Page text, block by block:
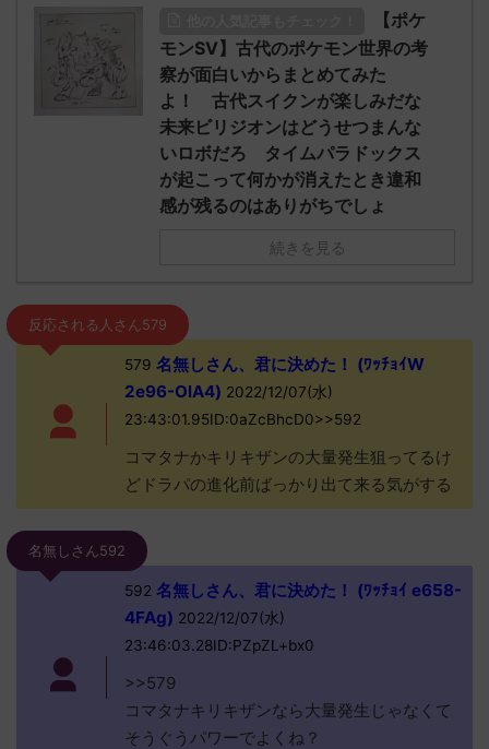
【ポケ
モンSV】古代のポケモン世界の考
察が面白いからまとめてみた
よ！ 古代スイクンが楽しみだな
未来ビリジオンはどうせつまんな
いロボだろ タイムパラドックス
が起こって何かが消えたとき違和
感が残るのはありがちでしょ
続きを見る
反応される人さん579
579 名無しさん、君に決めた！ (ﾜｯﾁｮｲW
2e96-OlA4) 2022/12/07(水)
23:43:01.95ID:0aZcBhcD0>>592
コマタナかキリキザンの大量発生狙ってるけ
どドラパの進化前ばっかり出て来る気がする
名無しさん592
592 名無しさん、君に決めた！ (ﾜｯﾁｮｲ e658-
4FAg) 2022/12/07(水)
23:46:03.28ID:PZpZL+bx0
>>579
コマタナキリキザンなら大量発生じゃなくて
そうぐうパワーでよくね？